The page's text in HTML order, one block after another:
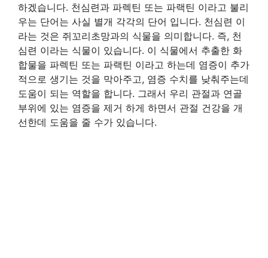
하겠습니다. 천심련과 파렉틴 또는 파랙틴 이라고 불리
우는 단어는 사실 별개 각각의 단어 입니다. 천심련 이
라는 것은 쥐꼬리초망과의 식물을 의미합니다. 즉, 천
심련 이라는 식물이 있습니다. 이 식물에서 추출한 화
합물을 파렉틴 또는 파랙틴 이라고 하는데 염증이 추가
적으로 생기는 것을 막아주고, 염증 수치를 낮춰주는데
도움이 되는 역할을 합니다. 그래서 우리 관절과 연골
부위에 있는 염증을 제거 하게 하면서 관절 건강을 개
선한데 도움을 줄 수가 있습니다.